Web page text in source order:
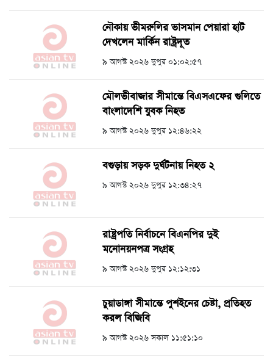
নৌকায় ভীমরুলির ভাসমান পেয়ারা হাট
দেখলেন মার্কিন রাষ্ট্রদূত
৯ আগস্ট ২০২৬ দুপুর ০১:০২:৫৭
মৌলভীবাজার সীমান্তে বিএসএফের গুলিতে
বাংলাদেশি যুবক নিহত
৯ আগস্ট ২০২৬ দুপুর ১২:৪৬:২২
বগুড়ায় সড়ক দুর্ঘটনায় নিহত ২
৯ আগস্ট ২০২৬ দুপুর ১২:৩৪:২৭
রাষ্ট্রপতি নির্বাচনে বিএনপির দুই
মনোনয়নপত্র সংগ্রহ
৯ আগস্ট ২০২৬ দুপুর ১২:১২:৩১
চুয়াডাঙ্গা সীমান্তে পুশইনের চেষ্টা, প্রতিহত
করল বিজিবি
৯ আগস্ট ২০২৬ সকাল ১১:৫১:১০